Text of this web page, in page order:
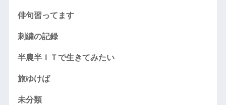
俳句習ってます
刺繍の記録
半農半ＩＴで生きてみたい
旅ゆけば
未分類